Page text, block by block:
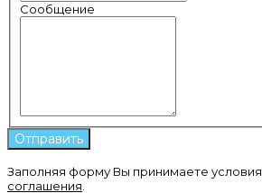
Сообщение
Заполняя форму Вы принимаете условия
соглашения